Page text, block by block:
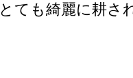
とても綺麗に耕さ